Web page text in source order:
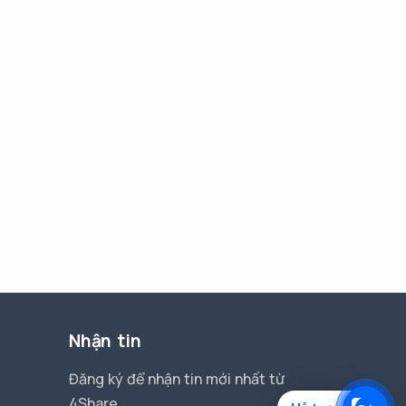
Nhận tin
Đăng ký để nhận tin mới nhất từ